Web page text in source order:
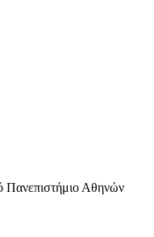
Πανεπιστήμιο Αθηνών